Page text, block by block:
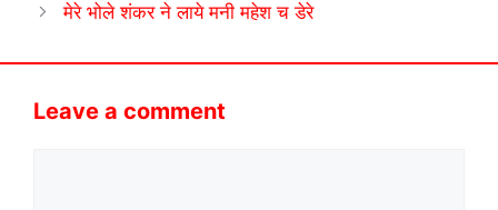
मेरे भोले शंकर ने लाये मनी महेश च डेरे
Leave a comment